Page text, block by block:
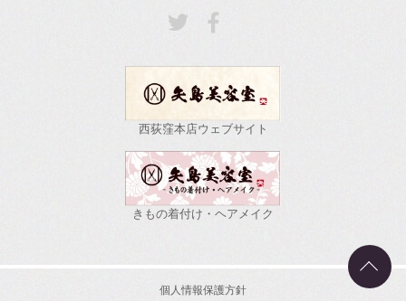
西荻窪本店ウェブサイト
きもの着付け・ヘアメイク
個人情報保護方針